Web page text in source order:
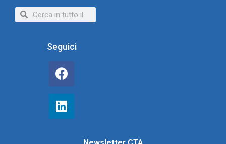
Seguici